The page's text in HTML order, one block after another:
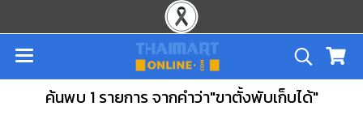
ค้นพบ 1 รายการ จากคำว่า"ขาตั้งพับเก็บได้"